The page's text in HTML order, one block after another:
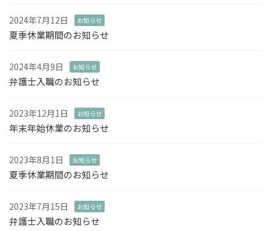
2024年7月12日 お知らせ
夏季休業期間のお知らせ
2024年4月9日 お知らせ
弁護士入職のお知らせ
2023年12月1日 お知らせ
年末年始休業のお知らせ
2023年8月1日 お知らせ
夏季休業期間のお知らせ
2023年7月15日 お知らせ
弁護士入職のお知らせ